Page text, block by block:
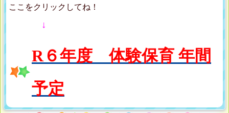
ここをクリックしてね！
↓
R６年度 体験保育 年間
予定